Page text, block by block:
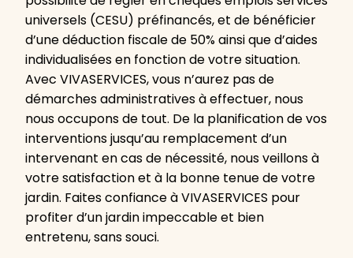
universels (CESU) préfinancés, et de bénéficier
d’une déduction fiscale de 50% ainsi que d’aides
individualisées en fonction de votre situation.
Avec VIVASERVICES, vous n’aurez pas de
démarches administratives à effectuer, nous
nous occupons de tout. De la planification de vos
interventions jusqu’au remplacement d’un
intervenant en cas de nécessité, nous veillons à
votre satisfaction et à la bonne tenue de votre
jardin. Faites confiance à VIVASERVICES pour
profiter d’un jardin impeccable et bien
entretenu, sans souci.